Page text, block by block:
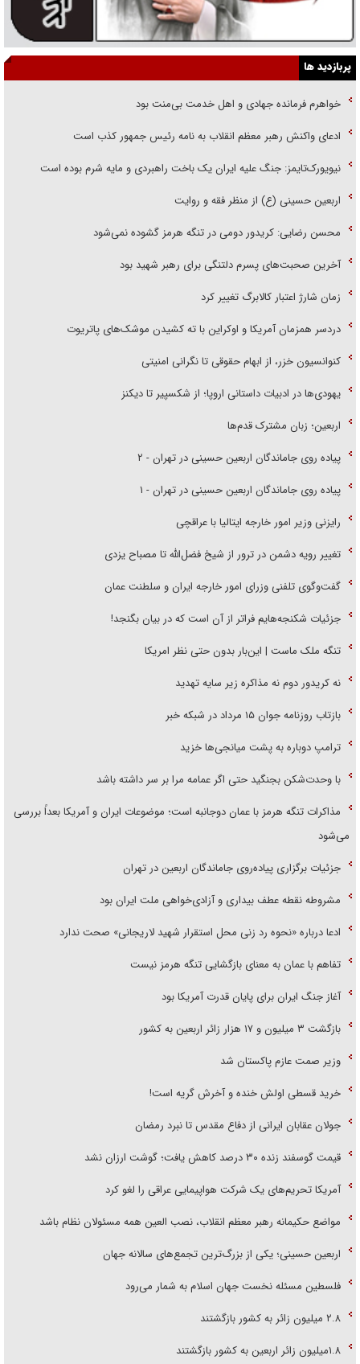
پربازدید ها
خواهرم فرمانده جهادی و اهل خدمت بی‌منت بود
ادعای واکنش رهبر معظم انقلاب به نامه رئیس جمهور کذب است
نیویورک‌تایمز: جنگ علیه ایران یک باخت راهبردی و مایه شرم بوده است
اربعین حسینی (ع) از منظر فقه و روایت
محسن رضایی: کریدور دومی در تنگه هرمز گشوده نمی‌شود
آخرین صحبت‌های پسرم دلتنگی برای رهبر شهید بود
زمان شارژ اعتبار کالابرگ تغییر کرد
دردسر همزمان آمریکا و اوکراین با ته کشیدن موشک‌های پاتریوت
کنوانسیون خزر، از ابهام حقوقی تا نگرانی امنیتی
یهودی‌ها در ادبیات داستانی اروپا؛ از شکسپیر تا دیکنز
اربعین؛ زبان مشترک قدم‌ها
پیاده روی جاماندگان اربعین حسینی در تهران - ۲
پیاده روی جاماندگان اربعین حسینی در تهران - ۱
رایزنی وزیر امور خارجه ایتالیا با عراقچی
تغییر رویه دشمن در ترور از شیخ فضل‌الله تا مصباح یزدی
گفت‌وگوی تلفنی وزرای امور خارجه ایران و سلطنت عمان
جزئیات شکنجه‌هایم فراتر از آن است که در بیان بگنجد!
تنگه ملک ماست | این‌بار بدون حتی نظر امریکا
نه کریدور دوم نه مذاکره زیر سایه تهدید
بازتاب روزنامه جوان ۱۵ مرداد در شبکه خبر
ترامپ دوباره به پشت میانجی‌ها خزید
با وحدت‌شکن بجنگید حتی اگر عمامه مرا بر سر داشته باشد
مذاکرات تنگه هرمز با عمان دوجانبه است؛ موضوعات ایران و آمریکا بعداً بررسی
می‌شود
جزئیات برگزاری پیاده‌روی جاماندگان اربعین در تهران
مشروطه نقطه عطف بیداری و آزادی‌خواهی ملت ایران بود
ادعا درباره «نحوه رد زنی محل استقرار شهید لاریجانی» صحت ندارد
تفاهم با عمان به معنای بازگشایی تنگه هرمز نیست
آغاز جنگ ایران برای پایان قدرت آمریکا بود
بازگشت ۳ میلیون و ۱۷ هزار زائر اربعین به کشور
وزیر صمت عازم پاکستان شد
خرید قسطی اولش خنده و آخرش گریه است!
جولان عقابان ایرانی از دفاع مقدس تا نبرد رمضان
قیمت گوسفند زنده ۳۰ درصد کاهش یافت؛ گوشت ارزان نشد
آمریکا تحریم‌های یک شرکت هواپیمایی عراقی را لغو کرد
مواضع حکیمانه رهبر معظم انقلاب، نصب العین همه مسئولان نظام باشد
اربعین حسینی؛ یکی از بزرگ‌ترین تجمع‌های سالانه جهان
فلسطین مسئله نخست جهان اسلام به شمار می‌رود
۲.۸ میلیون زائر به کشور بازگشتند
۱.۸میلیون زائر اربعین به کشور بازگشتند